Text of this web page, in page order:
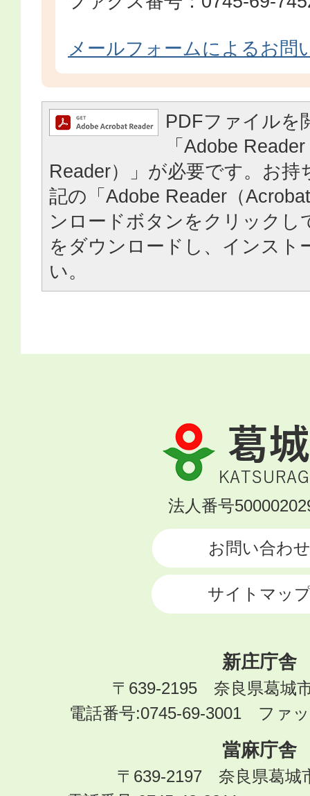
メールフォームによるお問
PDFファイルを
「Adobe
Reader）」が必要です。お持
記の「Adobe Reader（
ンロードボタンをクリックし
をダウンロードし、インスト
い。
葛
城
市
KATSURAGI
法人番号
お問い合わせ
サイトマッ
新庄庁舎
〒639-2195 奈良県葛城
電話番号:0745-69-3001 ファ
當麻庁舎
〒639-2197 奈良県葛城